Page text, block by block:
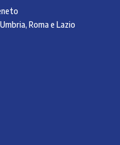
Roma e Lazio